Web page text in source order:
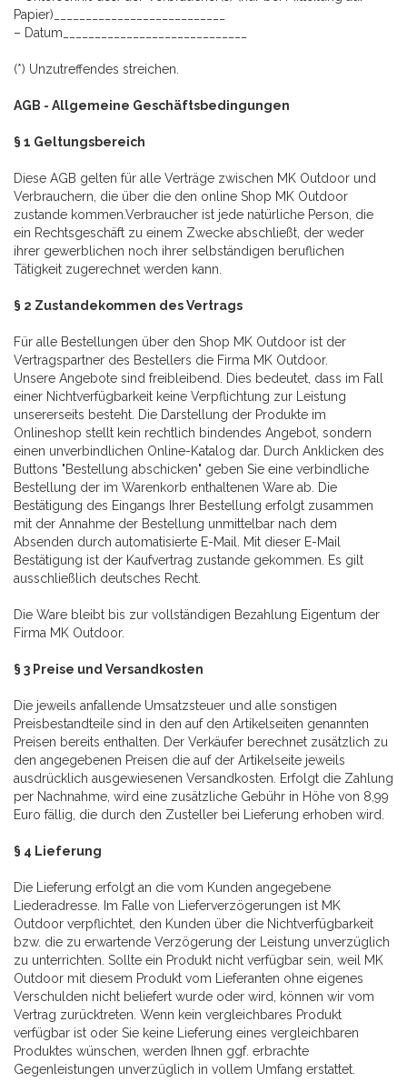
Papier)___________________________
– Datum_____________________________
(*) Unzutreffendes streichen.
AGB - Allgemeine Geschäftsbedingungen
§ 1 Geltungsbereich
Diese AGB gelten für alle Verträge zwischen MK Outdoor und
Verbrauchern, die über die den online Shop MK Outdoor
zustande kommen.Verbraucher ist jede natürliche Person, die
ein Rechtsgeschäft zu einem Zwecke abschließt, der weder
ihrer gewerblichen noch ihrer selbständigen beruflichen
Tätigkeit zugerechnet werden kann.
§ 2 Zustandekommen des Vertrags
Für alle Bestellungen über den Shop MK Outdoor ist der
Vertragspartner des Bestellers die Firma MK Outdoor.
Unsere Angebote sind freibleibend. Dies bedeutet, dass im Fall
einer Nichtverfügbarkeit keine Verpflichtung zur Leistung
unsererseits besteht. Die Darstellung der Produkte im
Onlineshop stellt kein rechtlich bindendes Angebot, sondern
einen unverbindlichen Online-Katalog dar. Durch Anklicken des
Buttons "Bestellung abschicken" geben Sie eine verbindliche
Bestellung der im Warenkorb enthaltenen Ware ab. Die
Bestätigung des Eingangs Ihrer Bestellung erfolgt zusammen
mit der Annahme der Bestellung unmittelbar nach dem
Absenden durch automatisierte E-Mail. Mit dieser E-Mail
Bestätigung ist der Kaufvertrag zustande gekommen. Es gilt
ausschließlich deutsches Recht.
Die Ware bleibt bis zur vollständigen Bezahlung Eigentum der
Firma MK Outdoor.
§ 3 Preise und Versandkosten
Die jeweils anfallende Umsatzsteuer und alle sonstigen
Preisbestandteile sind in den auf den Artikelseiten genannten
Preisen bereits enthalten. Der Verkäufer berechnet zusätzlich zu
den angegebenen Preisen die auf der Artikelseite jeweils
ausdrücklich ausgewiesenen Versandkosten. Erfolgt die Zahlung
per Nachnahme, wird eine zusätzliche Gebühr in Höhe von 8,99
Euro fällig, die durch den Zusteller bei Lieferung erhoben wird.
§ 4 Lieferung
Die Lieferung erfolgt an die vom Kunden angegebene
Liederadresse. Im Falle von Lieferverzögerungen ist MK
Outdoor verpflichtet, den Kunden über die Nichtverfügbarkeit
bzw. die zu erwartende Verzögerung der Leistung unverzüglich
zu unterrichten. Sollte ein Produkt nicht verfügbar sein, weil MK
Outdoor mit diesem Produkt vom Lieferanten ohne eigenes
Verschulden nicht beliefert wurde oder wird, können wir vom
Vertrag zurücktreten. Wenn kein vergleichbares Produkt
verfügbar ist oder Sie keine Lieferung eines vergleichbaren
Produktes wünschen, werden Ihnen ggf. erbrachte
Gegenleistungen unverzüglich in vollem Umfang erstattet.